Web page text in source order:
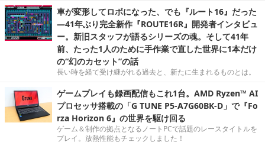
車が変形してロボになった、でも『ルート16』だった
―41年ぶり完全新作『ROUTE16R』開発者インタビュ
ー。新旧スタッフが語るシリーズの魂。そして41年
前、たった1人のために手作業で直した世界に1本だけ
の“幻のカセット”の話
長い時を経て受け継がれる過去と、新たに生まれるものとは。
ゲームプレイも録画配信もこれ1台。AMD Ryzen™ AI
プロセッサ搭載の「G TUNE P5-A7G60BK-D」で『Fo
rza Horizon 6』の世界を駆け回る
ゲーム＆制作の拠点となるノートPCで話題のレースタイトルを
プレイ。放熱性能もチェックしました！